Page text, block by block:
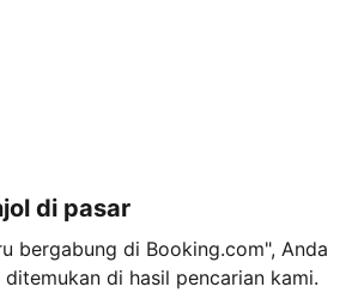
di pasar
bergabung di Booking.com", Anda
di hasil pencarian kami.